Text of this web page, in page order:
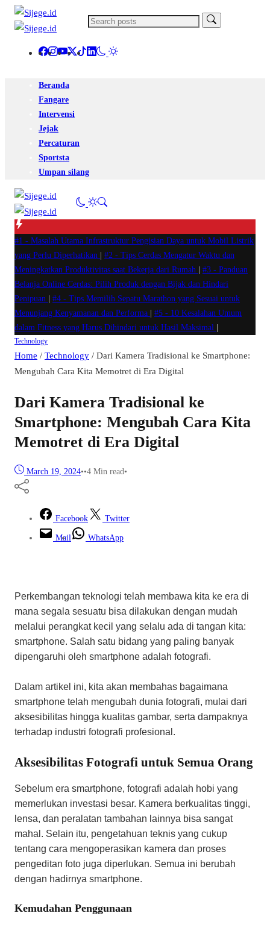
Beranda
Fangare
Intervensi
Jejak
Percaturan
Sportsta
Umpan silang
#1 - Masalah Utama Infrastruktur Pengisian Daya untuk Mobil Listrik
yang Perlu Diperhatikan
#2 - Tips Cerdas Mengatur Waktu dan
Meningkatkan Produktivitas saat Bekerja dari Rumah
#3 - Panduan
Belanja Online Cerdas: Pilih Produk dengan Bijak dan Hindari
Penipuan
#4 - Tips Memilih Sepatu Marathon yang Sesuai untuk
Menunjang Kenyamanan dan Performa
#5 - 10 Kesalahan Umum
dalam Fitness yang Harus Dihindari untuk Hasil Maksimal
Technology
Home / Technology / Dari Kamera Tradisional ke Smartphone:
Mengubah Cara Kita Memotret di Era Digital
Dari Kamera Tradisional ke
Smartphone: Mengubah Cara Kita
Memotret di Era Digital
March 19, 2024••4 Min read•
Facebook Twitter
Mail WhatsApp
Perkembangan teknologi telah membawa kita ke era di
mana segala sesuatu bisa dilakukan dengan mudah
melalui perangkat kecil yang selalu ada di tangan kita:
smartphone. Salah satu bidang yang paling banyak
dipengaruhi oleh smartphone adalah fotografi.
Dalam artikel ini, kita akan membahas bagaimana
smartphone telah mengubah dunia fotografi, mulai dari
aksesibilitas hingga kualitas gambar, serta dampaknya
terhadap industri fotografi profesional.
Aksesibilitas Fotografi untuk Semua Orang
Sebelum era smartphone, fotografi adalah hobi yang
memerlukan investasi besar. Kamera berkualitas tinggi,
lensa, dan peralatan tambahan lainnya bisa sangat
mahal. Selain itu, pengetahuan teknis yang cukup
tentang cara mengoperasikan kamera dan proses
pengeditan foto juga diperlukan. Semua ini berubah
dengan hadirnya smartphone.
Kemudahan Penggunaan